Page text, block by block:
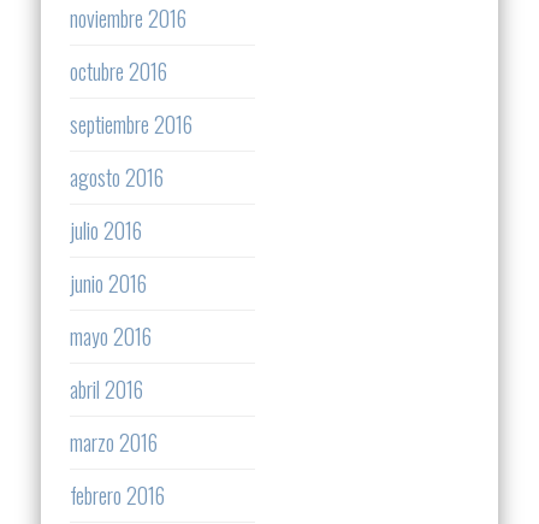
noviembre 2016
octubre 2016
septiembre 2016
agosto 2016
julio 2016
junio 2016
mayo 2016
abril 2016
marzo 2016
febrero 2016